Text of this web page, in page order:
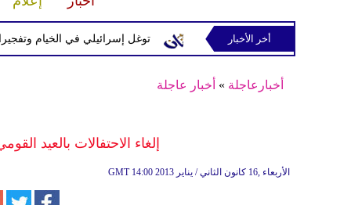
توغل إسرائيلي في الخيام وتفجيرات في رب ثلاثين
أخر الأخبار
أخبارعاجلة » أخبار عاجلة
إلغاء الاحتفالات بالعيد
GMT 14:00 2013 الأربعاء ,16 كانون الثاني / يناير